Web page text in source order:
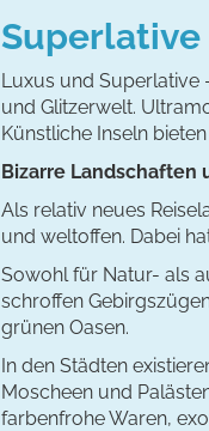
Superlative
Luxus und Superlative
und Glitzerwelt.
Künstliche Inseln
Bizarre Landschaften
Als relativ neues
und weltoffen. Dabei
Sowohl für Natur- als
schroffen
grünen Oasen.
In den Städten
Moscheen und
farbenfrohe Waren,